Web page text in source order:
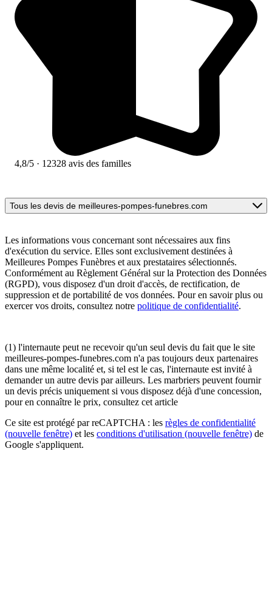
4,8/5 · 12328 avis des familles
Tous les devis de meilleures-pompes-funebres.com
Les informations vous concernant sont nécessaires aux fins
d'exécution du service. Elles sont exclusivement destinées à
Meilleures Pompes Funèbres et aux prestataires sélectionnés.
Conformément au Règlement Général sur la Protection des Données
(RGPD), vous disposez d'un droit d'accès, de rectification, de
suppression et de portabilité de vos données. Pour en savoir plus ou
exercer vos droits, consultez notre politique de confidentialité.
(1) l'internaute peut ne recevoir qu'un seul devis du fait que le site
meilleures-pompes-funebres.com n'a pas toujours deux partenaires
dans une même localité et, si tel est le cas, l'internaute est invité à
demander un autre devis par ailleurs. Les marbriers peuvent fournir
un devis précis uniquement si vous disposez déjà d'une concession,
pour en connaître le prix, consultez cet article
Ce site est protégé par reCAPTCHA : les règles de confidentialité
(nouvelle fenêtre) et les conditions d'utilisation (nouvelle fenêtre) de
Google s'appliquent.